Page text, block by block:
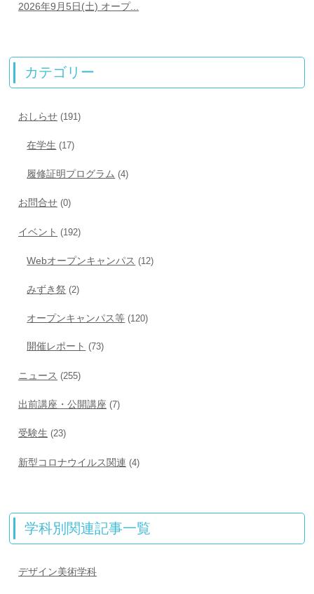
2026年9月5日(土) オープ...
カテゴリー
おしらせ (191)
在学生 (17)
履修証明プログラム (4)
お問合せ (0)
イベント (192)
Webオープンキャンパス (12)
みずき祭 (2)
オープンキャンパス等 (120)
開催レポート (73)
ニュース (255)
出前講座・公開講座 (7)
受験生 (23)
新型コロナウイルス関連 (4)
学科別関連記事一覧
デザイン美術学科